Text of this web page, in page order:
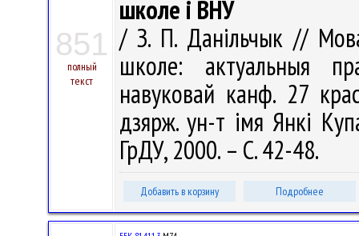
851
полный
текст
школе і ВНУ
/ З. П. Данільчык //
школе: актуальныя
навуковай канф. 27
дзярж. ун-т імя Янкі
ГрДУ, 2000. – С. 42-48.
Добавить в корзину Подробнее